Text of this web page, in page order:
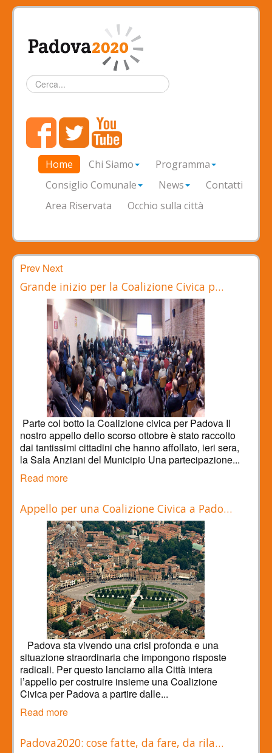
Cerca...
Home Chi Siamo
Programma
Consiglio Comunale
News
Contatti
Area Riservata
Occhio sulla città
Prev Next
Grande inizio per la Coalizione Civica p…
Parte col botto la Coalizione civica per Padova Il
nostro appello dello scorso ottobre è stato raccolto
dai tantissimi cittadini che hanno affollato, ieri sera,
la Sala Anziani del Municipio Una partecipazione...
Read more
Appello per una Coalizione Civica a Pado…
Padova sta vivendo una crisi profonda e una
situazione straordinaria che impongono risposte
radicali. Per questo lanciamo alla Città intera
l’appello per costruire insieme una Coalizione
Civica per Padova a partire dalle...
Read more
Padova2020: cose fatte, da fare, da rila…